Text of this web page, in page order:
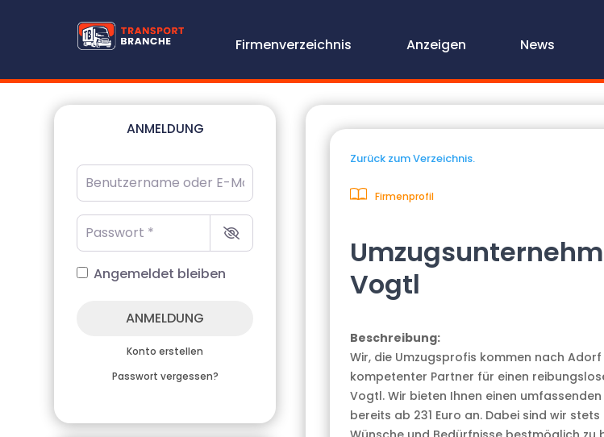
Firmenverzeichnis Anzeigen News
ANMELDUNG
Benutzername oder E-Mail-Adresse
Passwort
Angemeldet bleiben
ANMELDUNG
Konto erstellen
Passwort vergessen?
Zurück zum Verzeichnis.
Firmenprofil
Vogtl
Beschreibung:
Wir, die Umzugsprofis kommen nach
kompetenter Partner für einen
Vogtl. Wir bieten Ihnen einen
bereits ab 231 Euro an. Dabei sind wir